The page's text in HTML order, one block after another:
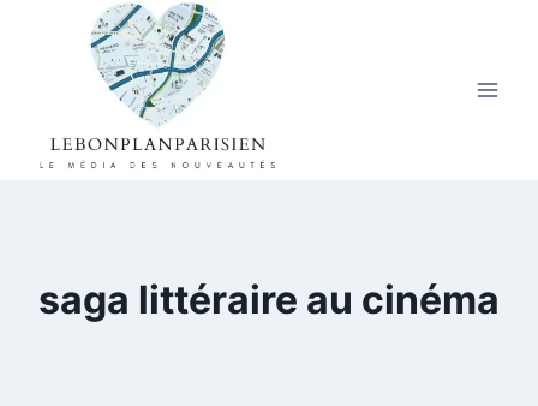
saga littéraire au cinéma